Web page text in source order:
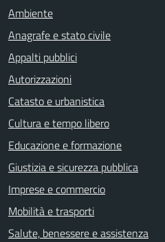
Ambiente
Anagrafe e stato civile
Appalti pubblici
Autorizzazioni
Catasto e urbanistica
Cultura e tempo libero
Educazione e formazione
Giustizia e sicurezza pubblica
Imprese e commercio
Mobilità e trasporti
Salute, benessere e assistenza